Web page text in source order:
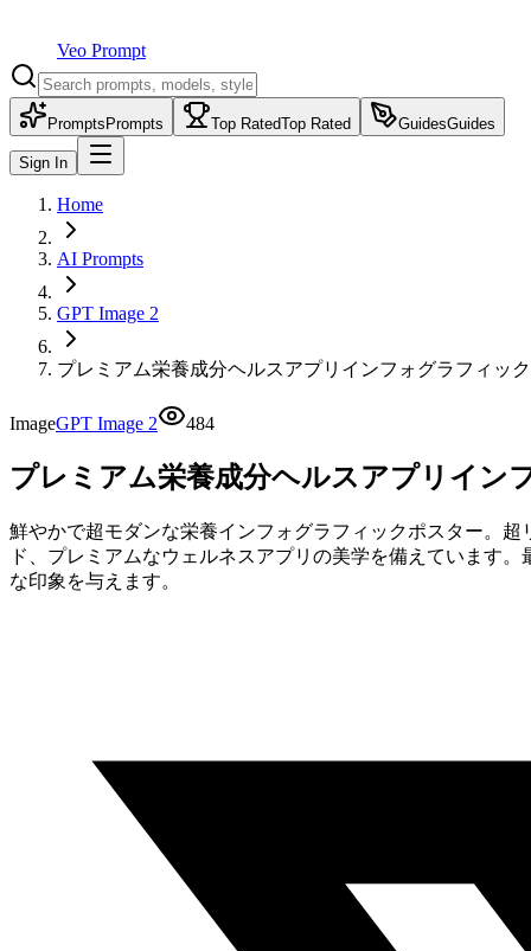
Veo Prompt
Prompts Prompts Top RatedTop Rated GuidesGuides
Sign In
Home
AI Prompts
GPT Image 2
プレミアム栄養成分ヘルスアプリインフォグラフィック
ImageGPT Image 2 484
プレミアム栄養成分ヘルスアプリイン
鮮やかで超モダンな栄養インフォグラフィックポスター。
ド、プレミアムなウェルネスアプリの美学を備えています
な印象を与えます。